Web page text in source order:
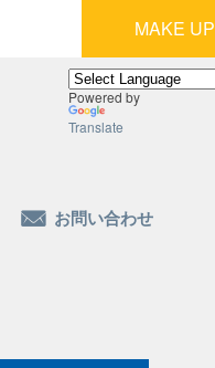
MAKE UP
Powered by
Translate
お問い合わせ